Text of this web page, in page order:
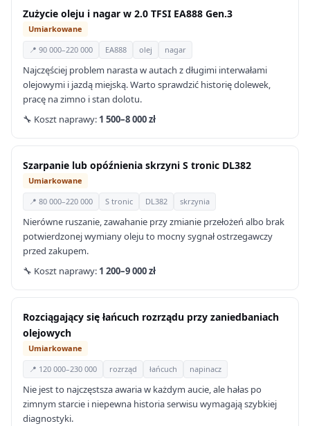
Zużycie oleju i nagar w 2.0 TFSI EA888 Gen.3
Umiarkowane
📍 90 000–220 000
EA888 olej nagar
Najczęściej problem narasta w autach z długimi interwałami
olejowymi i jazdą miejską. Warto sprawdzić historię dolewek,
pracę na zimno i stan dolotu.
🔧 Koszt naprawy: 1 500–8 000 zł
Szarpanie lub opóźnienia skrzyni S tronic DL382
Umiarkowane
📍 80 000–220 000
S tronic DL382 skrzynia
Nierówne ruszanie, zawahanie przy zmianie przełożeń albo brak
potwierdzonej wymiany oleju to mocny sygnał ostrzegawczy
przed zakupem.
🔧 Koszt naprawy: 1 200–9 000 zł
Rozciągający się łańcuch rozrządu przy zaniedbaniach
olejowych
Umiarkowane
📍 120 000–230 000
rozrząd łańcuch napinacz
Nie jest to najczęstsza awaria w każdym aucie, ale hałas po
zimnym starcie i niepewna historia serwisu wymagają szybkiej
diagnostyki.